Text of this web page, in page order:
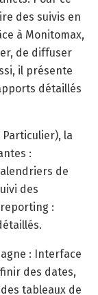
des suivis en
à Monitomax,
de diffuser
il présente
détaillés
la
:
de
des
:
: Interface
des dates,
tableaux de